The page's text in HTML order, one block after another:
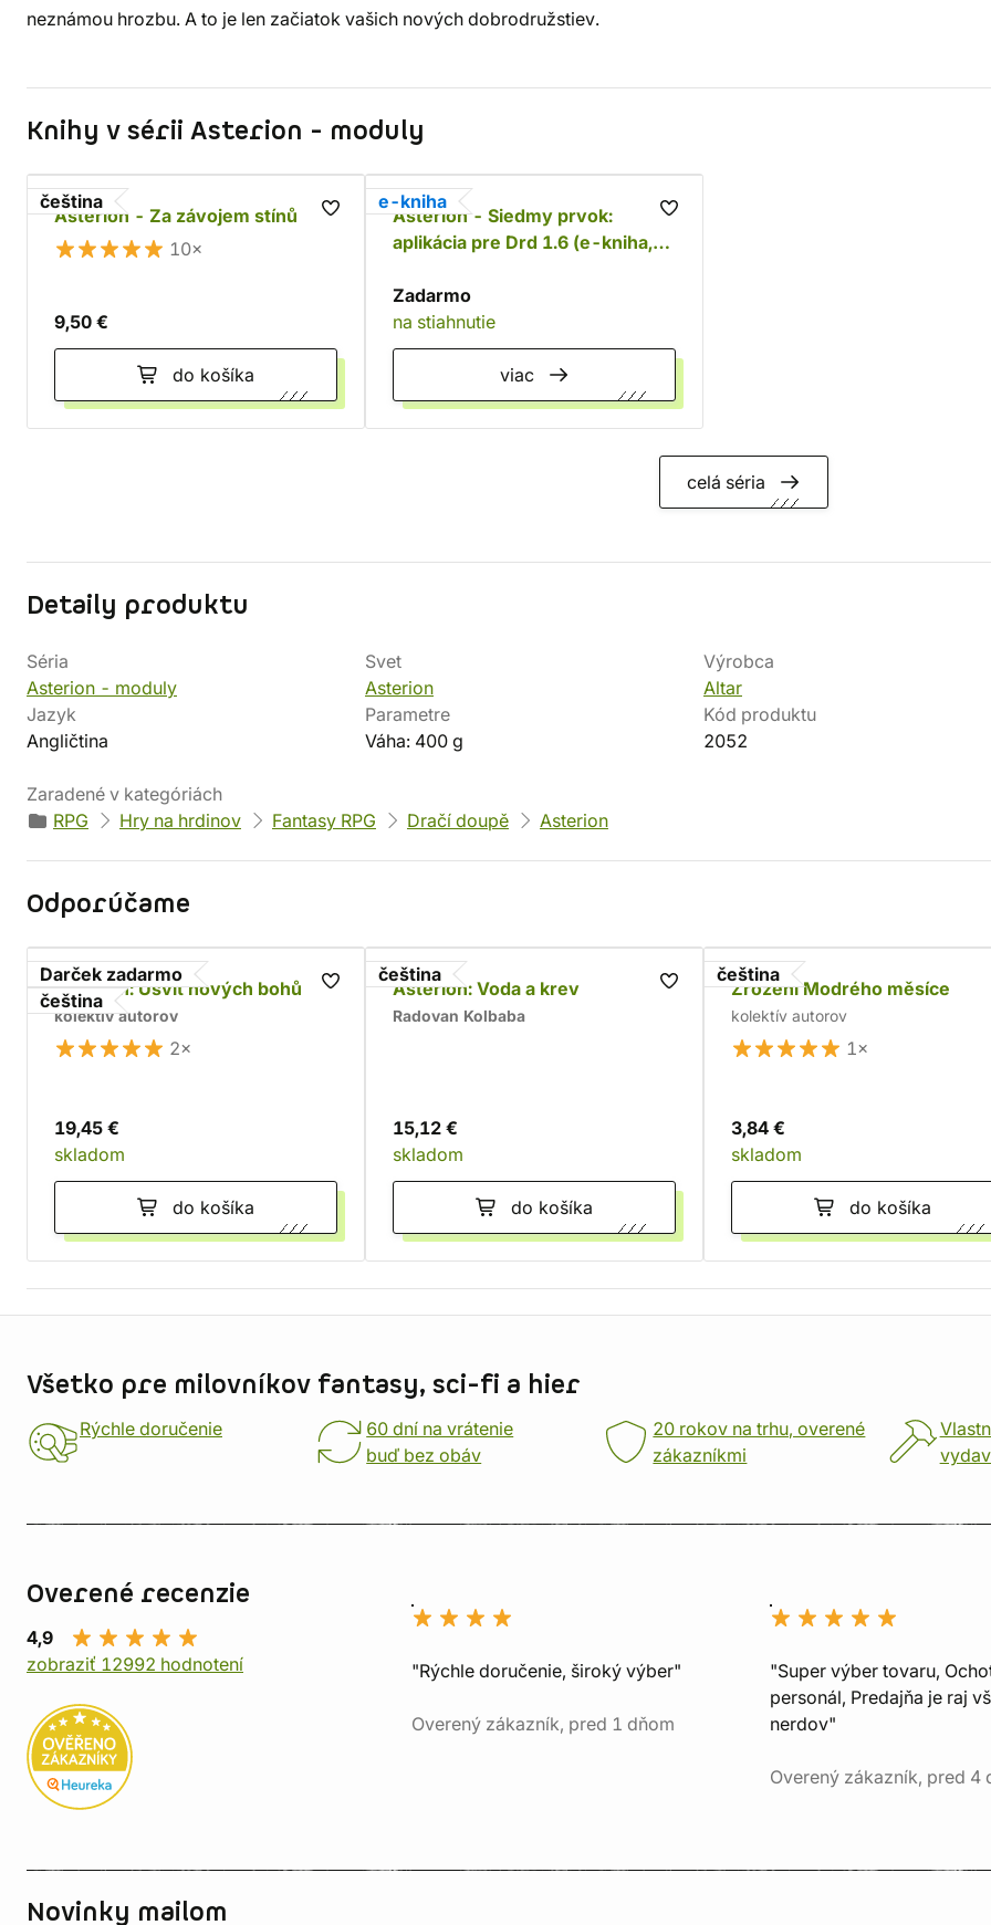
neznámou hrozbu. A to je len začiatok vašich nových dobrodružstiev.
Knihy v sérii Asterion - moduly
čeština
Asterion - Za závojem stínů
10×
9,50 €
do košíka
e-kniha
Asterion - Siedmy prvok:
aplikácia pre Drd 1.6 (e-kniha,
Zadarmo
na stiahnutie
viac
celá séria
Detaily produktu
Séria
Asterion - moduly
Svet
Asterion
Výrobca
Altar
Jazyk
Angličtina
Parametre
Váha: 400 g
Kód produktu
2052
Zaradené v kategóriách
RPG
Hry na hrdinov Fantasy RPG Dračí doupě Asterion
Odporúčame
Darček zadarmo
čeština
Asterion: Úsvit nových bohů
kolektív autorov
2×
19,45 €
skladom
do košíka
čeština
Asterion: Voda a krev
Radovan Kolbaba
15,12 €
skladom
do košíka
čeština
Zrození Modrého měsíce
kolektív autorov
1×
3,84 €
skladom
do košíka
Všetko pre milovníkov fantasy, sci-fi a hier
Rýchle doručenie
60 dní na vrátenie
buď bez obáv
20 rokov na trhu, overené
zákazníkmi
Overené recenzie
4,9
zobraziť 12992 hodnotení
"Rýchle doručenie, široký výber"
Overený zákazník, pred 1 dňom
"Super výber tovaru,
personál, Predajňa je raj
nerdov"
Overený zákazník, pred 4
Novinky mailom